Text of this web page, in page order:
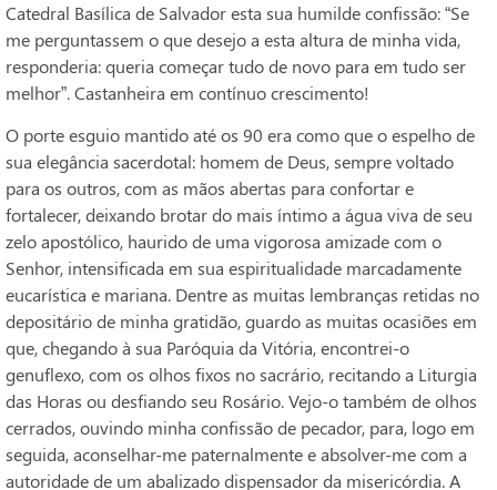
Catedral Basílica de Salvador esta sua humilde confissão: “Se
me perguntassem o que desejo a esta altura de minha vida,
responderia: queria começar tudo de novo para em tudo ser
melhor”. Castanheira em contínuo crescimento!
O porte esguio mantido até os 90 era como que o espelho de
sua elegância sacerdotal: homem de Deus, sempre voltado
para os outros, com as mãos abertas para confortar e
fortalecer, deixando brotar do mais íntimo a água viva de seu
zelo apostólico, haurido de uma vigorosa amizade com o
Senhor, intensificada em sua espiritualidade marcadamente
eucarística e mariana. Dentre as muitas lembranças retidas no
depositário de minha gratidão, guardo as muitas ocasiões em
que, chegando à sua Paróquia da Vitória, encontrei-o
genuflexo, com os olhos fixos no sacrário, recitando a Liturgia
das Horas ou desfiando seu Rosário. Vejo-o também de olhos
cerrados, ouvindo minha confissão de pecador, para, logo em
seguida, aconselhar-me paternalmente e absolver-me com a
autoridade de um abalizado dispensador da misericórdia. A